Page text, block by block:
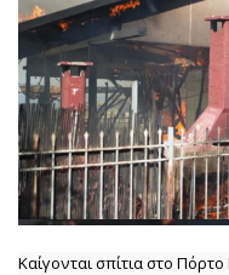
Καίγονται σπίτια στο